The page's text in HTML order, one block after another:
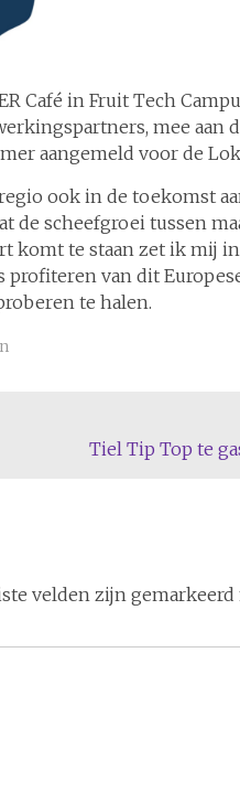
Café in Fruit Tech
mee aan
aangemeld voor de
ook in de toekomst
de scheefgroei tussen
komt te staan zet ik mij
van dit
te halen.
Tiel Tip Top te
velden zijn gemarkeerd